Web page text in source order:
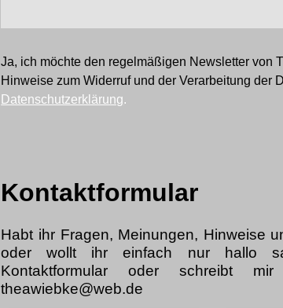
Ja, ich möchte den regelmäßigen Newsletter von
Hinweise zum Widerruf und der Verarbeitung der
Datenschutzerklärung.
Kontaktformular
Habt ihr Fragen, Meinungen, Hinweise
oder wollt ihr einfach nur hallo
Kontaktformular oder schreibt
theawiebke@web.de